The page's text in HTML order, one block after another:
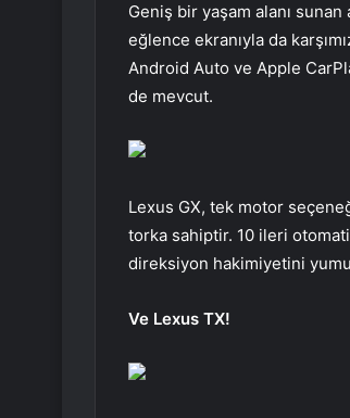
Geniş bir yaşam alanı sunan
eğlence ekranıyla da
Android Auto ve Apple
de mevcut.
Lexus GX, tek motor
torka sahiptir. 10 ileri
direksiyon hakimiyetini
Ve Lexus TX!